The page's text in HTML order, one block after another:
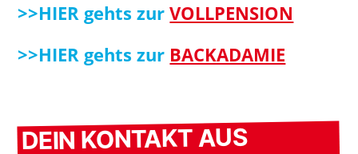
>>HIER gehts zurVOLLPENSION
>>HIER gehts zur BACKADAMIE
DEIN KONTAKT AUS